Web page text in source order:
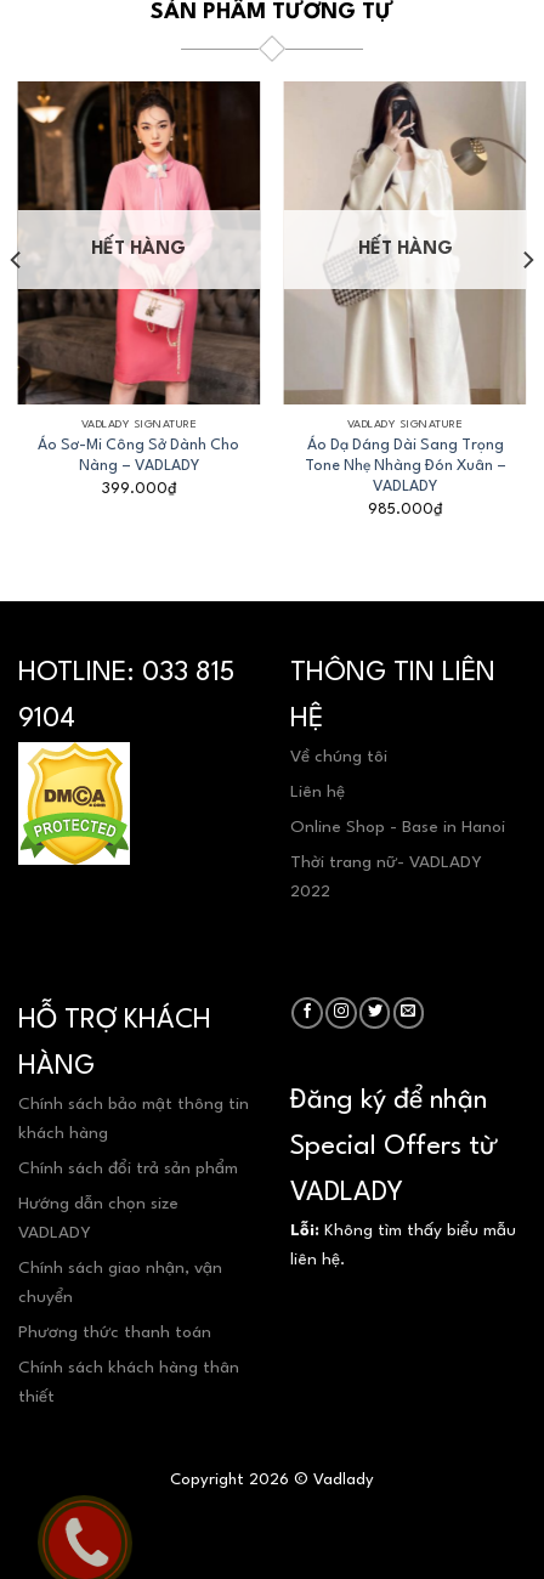
SẢN PHẨM TƯƠNG TỰ
HẾT HÀNG
VADLADY SIGNATURE
Áo Sơ-Mi Công Sở Dành Cho
Nàng – VADLADY
399.000₫
HẾT HÀNG
VADLADY SIGNATURE
Áo Dạ Dáng Dài Sang Trọng
Tone Nhẹ Nhàng Đón Xuân –
VADLADY
985.000₫
HOTLINE: 033 815
9104
THÔNG TIN LIÊN
HỆ
Về chúng tôi
Liên hệ
Online Shop - Base in Hanoi
Thời trang nữ- VADLADY
2022
HỖ TRỢ KHÁCH
HÀNG
Chính sách bảo mật thông tin
khách hàng
Chính sách đổi trả sản phẩm
Hướng dẫn chọn size
VADLADY
Chính sách giao nhận, vận
chuyển
Phương thức thanh toán
Chính sách khách hàng thân
thiết
Đăng ký để nhận
Special Offers từ
VADLADY
Lỗi: Không tìm thấy biểu mẫu
liên hệ.
Copyright 2026 © Vadlady